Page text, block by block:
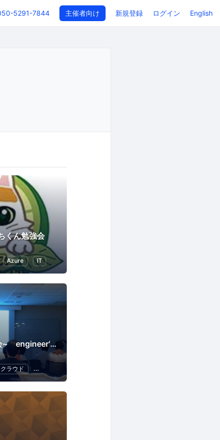
5291-7844 主催者向け 新規登録 ログイン English
くん勉強会
Azure IT
~ITエンジニア勉強会~ engineer's Learning･Vesper
クラウド Swift